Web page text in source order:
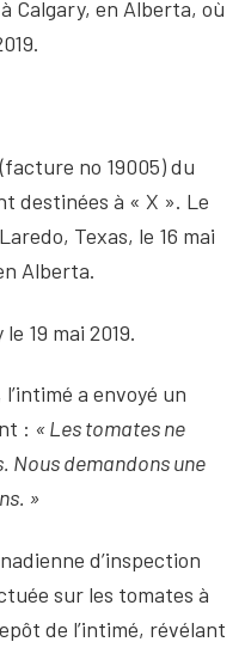
Calgary, en Alberta, où
no 19005) du
destinées à « X ». Le
Texas, le 16 mai
Alberta.
19 mai 2019.
a envoyé un
: « Les tomates ne
Nous demandons une
»
d’inspection
sur les tomates à
de l’intimé, révélant